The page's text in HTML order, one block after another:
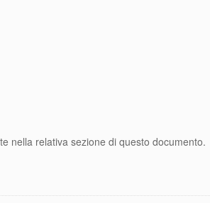
nella relativa sezione di questo documento.